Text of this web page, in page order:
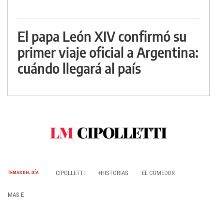
El papa León XIV confirmó su
primer viaje oficial a Argentina:
cuándo llegará al país
TEMAS DEL DÍA CIPOLLETTI +HISTORIAS EL COMEDOR
MAS E